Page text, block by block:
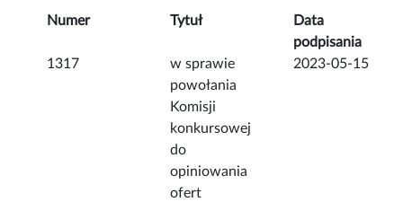
Numer Tytuł
Data
podpisania
1317
w sprawie
powołania
Komisji
konkursowej
do
opiniowania
ofert
2023-05-15